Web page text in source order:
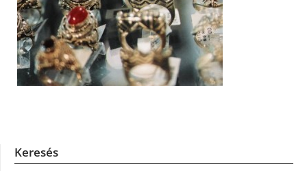
Keresés